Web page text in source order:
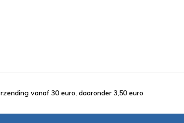
vanaf 30 euro, daaronder 3,50 euro